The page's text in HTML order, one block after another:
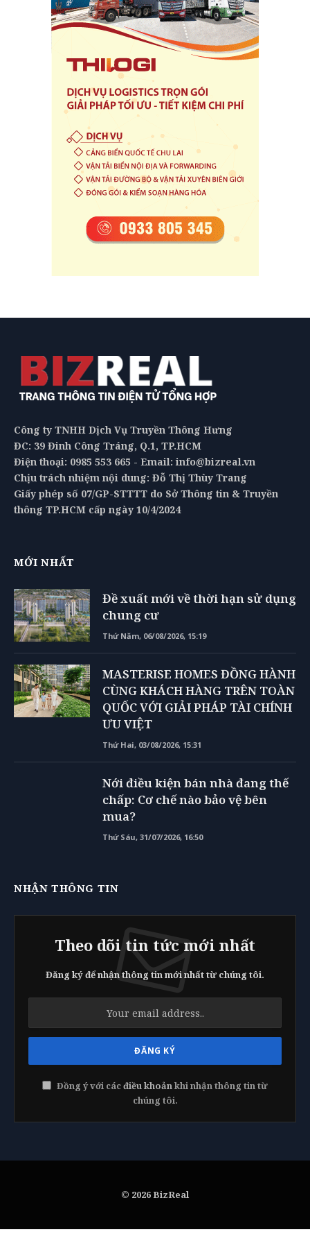
Công ty TNHH Dịch Vụ Truyền Thông Hưng
ĐC: 39 Đinh Công Tráng, Q.1, TP.HCM
Điện thoại: 0985 553 665 - Email: info@bizreal.vn
Chịu trách nhiệm nội dung: Đỗ Thị Thùy Trang
Giấy phép số 07/GP-STTTT do Sở Thông tin & Truyền
thông TP.HCM cấp ngày 10/4/2024
MỚI NHẤT
Đề xuất mới về thời hạn sử dụng
chung cư
Thứ Năm, 06/08/2026, 15:19
MASTERISE HOMES ĐỒNG HÀNH
CÙNG KHÁCH HÀNG TRÊN TOÀN
QUỐC VỚI GIẢI PHÁP TÀI CHÍNH
ƯU VIỆT
Thứ Hai, 03/08/2026, 15:31
Nới điều kiện bán nhà đang thế
chấp: Cơ chế nào bảo vệ bên
mua?
Thứ Sáu, 31/07/2026, 16:50
NHẬN THÔNG TIN
Theo dõi tin tức mới nhất
Đăng ký để nhận thông tin mới nhất từ chúng tôi.
Đồng ý với cácđiều khoảnkhi nhận thông tin từ
chúng tôi.
© 2026 BizReal